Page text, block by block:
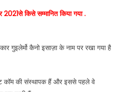
किसे सम्मानित किया गया .
गुइलेर्मो कैनो इसाज़ा के नाम पर रखा गया है
कॉम की संस्थापक हैं और इससे पहले वे